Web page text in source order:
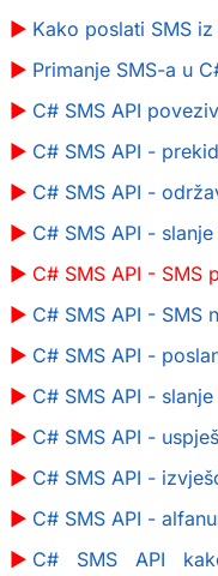
Kako poslati SMS
Primanje SMS-a u
C# SMS API
C# SMS API -
C# SMS API -
C# SMS API -
C# SMS API - SMS
C# SMS API - SMS
C# SMS API -
C# SMS API -
C# SMS API -
C# SMS API -
C# SMS API -
C# SMS API